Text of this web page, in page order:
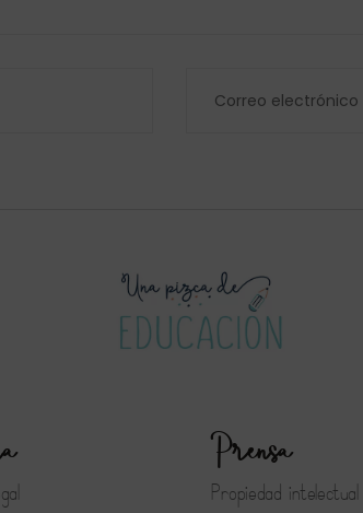
Prensa
Propiedad intelectual